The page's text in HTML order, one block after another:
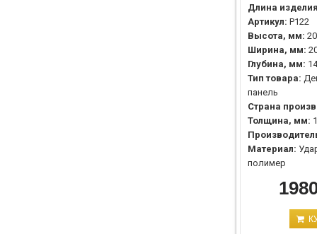
Длина
Артикул: P122
Высота, мм:
Ширина, мм:
Глубина, мм: 14
Тип товара:
панель
Страна
Толщина, мм:
Материал:
полимер